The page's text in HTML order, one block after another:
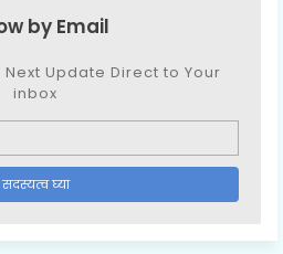
by Email
Update Direct to Your
inbox